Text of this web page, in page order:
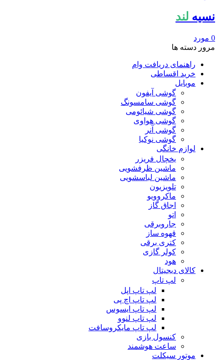
نسیه لند
0 مورد
مرور دسته ها
راهنمای دریافت وام
خرید اقساطی
موبایل
گوشی آیفون
گوشی سامسونگ
گوشی شیائومی
گوشی هواوی
گوشی آنر
گوشی نوکیا
لوازم خانگی
یخچال فریزر
ماشین ظرفشویی
ماشین لباسشویی
تلویزیون
ماکروویو
اجاق گاز
اتو
جاروبرقی
قهوه ساز
کتری برقی
کولر گازی
هود
کالای دیجیتال
لپ تاپ
لپ تاپ اپل
لپ تاپ اچ پی
لپ تاپ ایسوس
لپ تاپ لنوو
لپ تاپ مایکروسافت
کنسول بازی
ساعت هوشمند
موتور سیکلت